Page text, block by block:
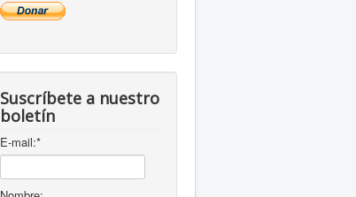
Suscríbete a nuestro
boletín
E-mail:*